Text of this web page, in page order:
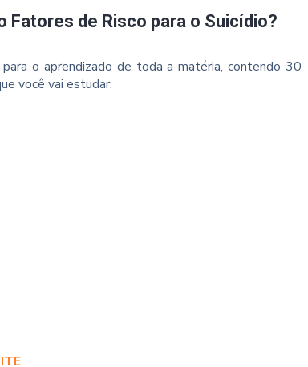
Fatores de Risco para o Suicídio?
o aprendizado de toda a matéria, contendo 30
você vai estudar: